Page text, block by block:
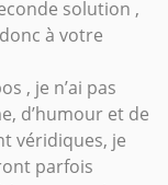
solution ,
à votre
, je n’ai pas
d’humour et de
véridiques, je
parfois